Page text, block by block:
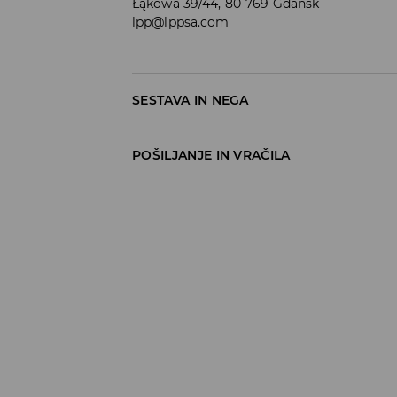
Łąkowa 39/44, 80-769 Gdańsk
lpp@lppsa.com
SESTAVA IN NEGA
POŠILJANJE IN VRAČILA